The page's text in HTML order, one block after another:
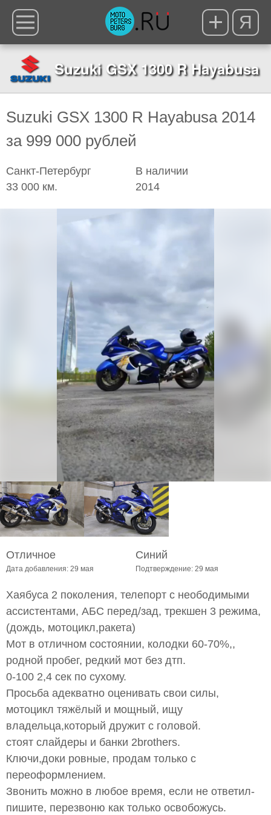
Я
Suzuki GSX 1300 R Hayabusa
Suzuki GSX 1300 R Hayabusa 2014
за 999 000 рублей
Санкт-Петербург
В наличии
33 000 км.
2014
Отличное Синий
Дата добавления: 29 мая Подтверждение: 29 мая
Хаябуса 2 поколения, телепорт с неободимыми
ассистентами, АБС перед/зад, трекшен 3 режима,
(дождь, мотоцикл,ракета)
Мот в отличном состоянии, колодки 60-70%,,
родной пробег, редкий мот без дтп.
0-100 2,4 сек по сухому.
Просьба адекватно оценивать свои силы,
мотоцикл тяжёлый и мощный, ищу
владельца,который дружит с головой.
стоят слайдеры и банки 2brothers.
Ключи,доки ровные, продам только с
переоформлением.
Звонить можно в любое время, если не ответил-
пишите, перезвоню как только освобожусь.